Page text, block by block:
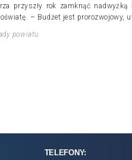
przyszły rok zamknąć
– Budżet jest prorozwojowy,
powiatu
TELEFONY: